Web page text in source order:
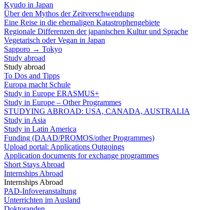
Kyudo in Japan
Über den Mythos der Zeitverschwendung
Eine Reise in die ehemaligen Katastrophengebiete
Regionale Differenzen der japanischen Kultur und Sprache
Vegetarisch oder Vegan in Japan
Sapporo → Tokyo
Study abroad
Study abroad
To Dos and Tipps
Europa macht Schule
Study in Europe ERASMUS+
Study in Europe – Other Programmes
STUDYING ABROAD: USA, CANADA, AUSTRALIA
Study in Asia
Study in Latin America
Funding (DAAD/PROMOS/other Programmes)
Upload portal: Applications Outgoings
Application documents for exchange programmes
Short Stays Abroad
Internships Abroad
Internships Abroad
PAD-Infoveranstaltung
Unterrichten im Ausland